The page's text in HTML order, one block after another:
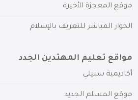
موقع المعجزة الأخيرة
الحوار المباشر للتعريف بالإسلام
مواقع تعليم المهتدين الجدد
أكاديمية سبيلي
موقع المسلم الجديد